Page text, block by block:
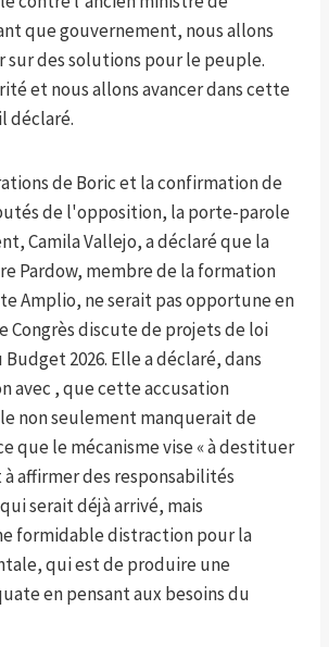
que gouvernement, nous allons
sur des solutions pour le peuple.
et nous allons avancer dans cette
déclaré.
de Boric et la confirmation de
de l'opposition, la porte-parole
Camila Vallejo, a déclaré que la
Pardow, membre de la formation
Amplio, ne serait pas opportune en
Congrès discute de projets de loi
2026. Elle a déclaré, dans
avec , que cette accusation
non seulement manquerait de
que le mécanisme vise « à destituer
affirmer des responsabilités
serait déjà arrivé, mais
formidable distraction pour la
qui est de produire une
en pensant aux besoins du